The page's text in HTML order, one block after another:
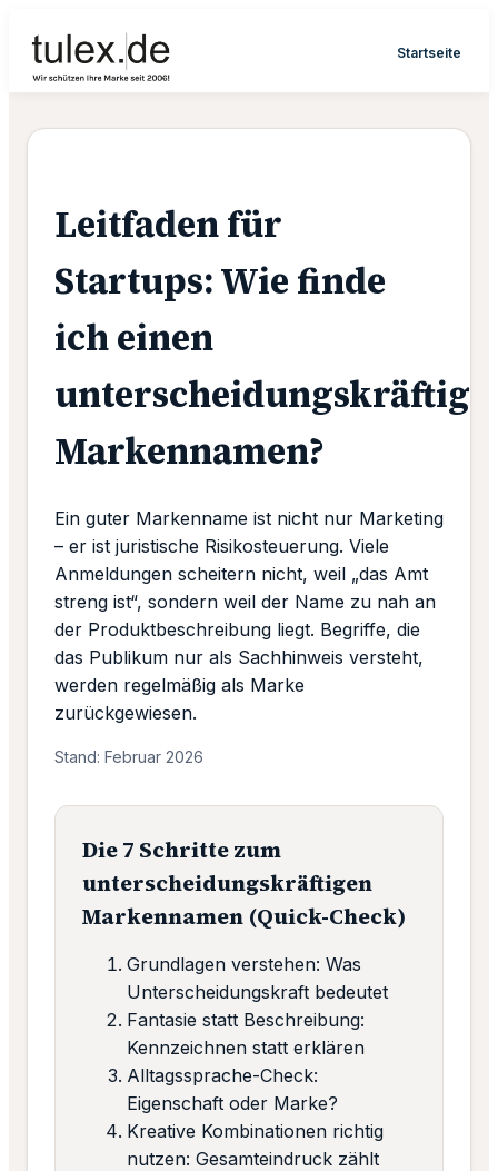
Startseite
Leitfaden für
Startups: Wie finde
ich einen
Markennamen?
Ein guter Markenname ist nicht nur Marketing
– er ist juristische Risikosteuerung. Viele
Anmeldungen scheitern nicht, weil „das Amt
streng ist“, sondern weil der Name zu nah an
der Produktbeschreibung liegt. Begriffe, die
das Publikum nur als Sachhinweis versteht,
werden regelmäßig als Marke
zurückgewiesen.
Stand: Februar 2026
Die 7 Schritte zum
unterscheidungskräftigen
Markennamen (Quick-Check)
Grundlagen verstehen: Was
Unterscheidungskraft bedeutet
Fantasie statt Beschreibung:
Kennzeichnen statt erklären
Alltagssprache-Check:
Eigenschaft oder Marke?
Kreative Kombinationen richtig
nutzen: Gesamteindruck zählt